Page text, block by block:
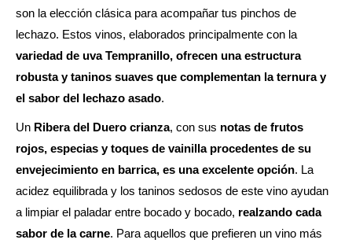
son la elección clásica para acompañar tus pinchos de
lechazo. Estos vinos, elaborados principalmente con la
variedad de uva Tempranillo, ofrecen una estructura
robusta y taninos suaves que complementan la ternura y
el sabor del lechazo asado.
Un Ribera del Duero crianza, con sus notas de frutos
rojos, especias y toques de vainilla procedentes de su
envejecimiento en barrica, es una excelente opción. La
acidez equilibrada y los taninos sedosos de este vino ayudan
a limpiar el paladar entre bocado y bocado, realzando cada
sabor de la carne. Para aquellos que prefieren un vino más